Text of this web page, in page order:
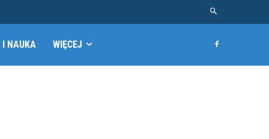
I NAUKA WIĘCEJ